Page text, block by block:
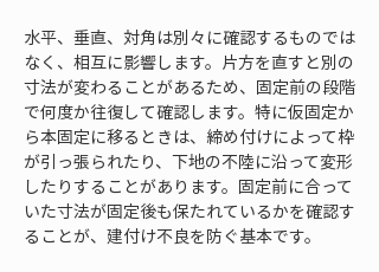
水平、垂直、対角は別々に確認するものでは
なく、相互に影響します。片方を直すと別の
寸法が変わることがあるため、固定前の段階
で何度か往復して確認します。特に仮固定か
ら本固定に移るときは、締め付けによって枠
が引っ張られたり、下地の不陸に沿って変形
したりすることがあります。固定前に合って
いた寸法が固定後も保たれているかを確認す
ることが、建付け不良を防ぐ基本です。